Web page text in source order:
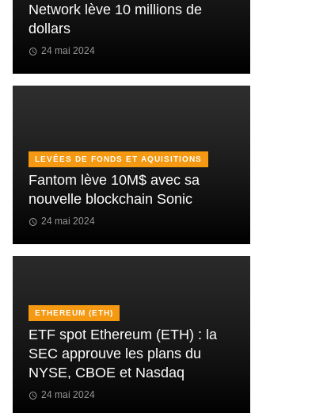
Network lève 10 millions de
dollars
24 mai 2024
LEVÉES DE FONDS ET AQUISITIONS
Fantom lève 10M$ avec sa
nouvelle blockchain Sonic
24 mai 2024
ETHEREUM (ETH)
ETF spot Ethereum (ETH) : la
SEC approuve les plans du
NYSE, CBOE et Nasdaq
24 mai 2024